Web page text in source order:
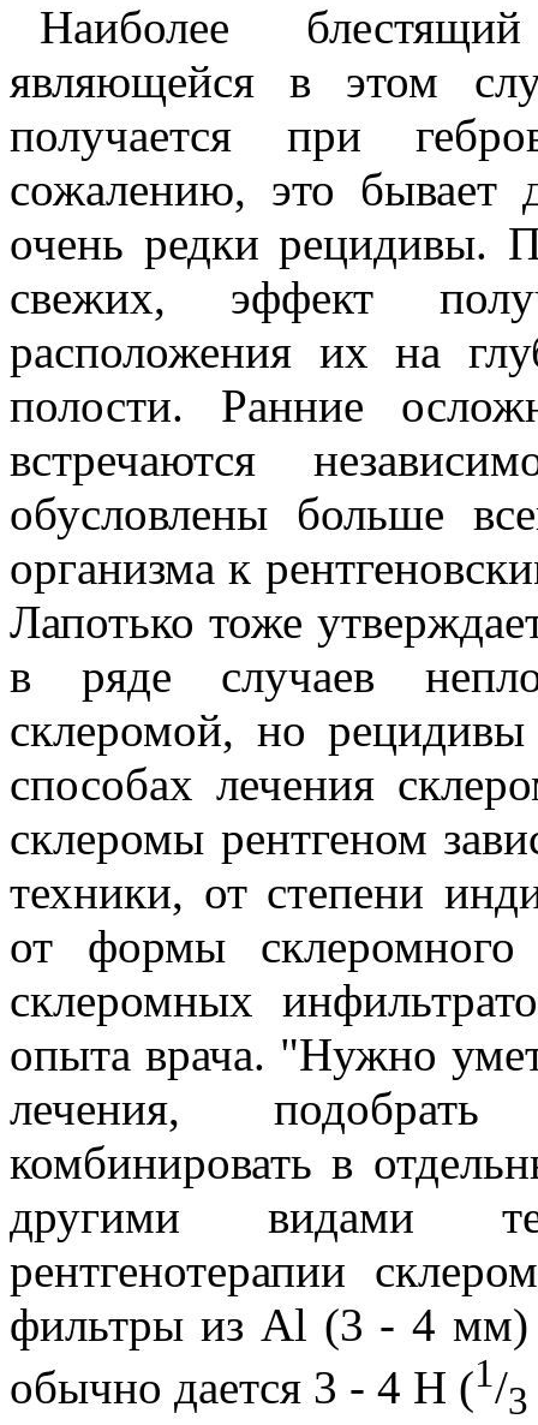
Наиболее
являющейся в этом
получается при
сожалению, это бывает
очень редки рецидивы.
свежих, эффект
расположения их на
полости. Ранние
встречаются
обусловлены больше
организма к
Лапотько тоже
в ряде случаев
склеромой, но
способах лечения
склеромы рентгеном
техники, от степени
от формы склеромного
склеромных
опыта врача. "Нужно
лечения,
комбинировать в
другими видами
рентгенотерапии
фильтры из Аl (3 - 4 мм)
обычно дается 3 - 4 Н (1/3